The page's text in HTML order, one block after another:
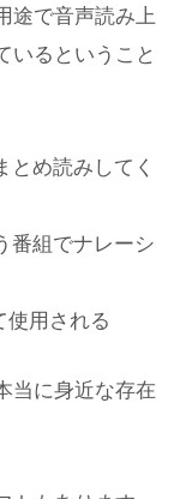
途で音声読み上
いるということ
め読みしてく
番組でナレーシ
用される
当に身近な存在